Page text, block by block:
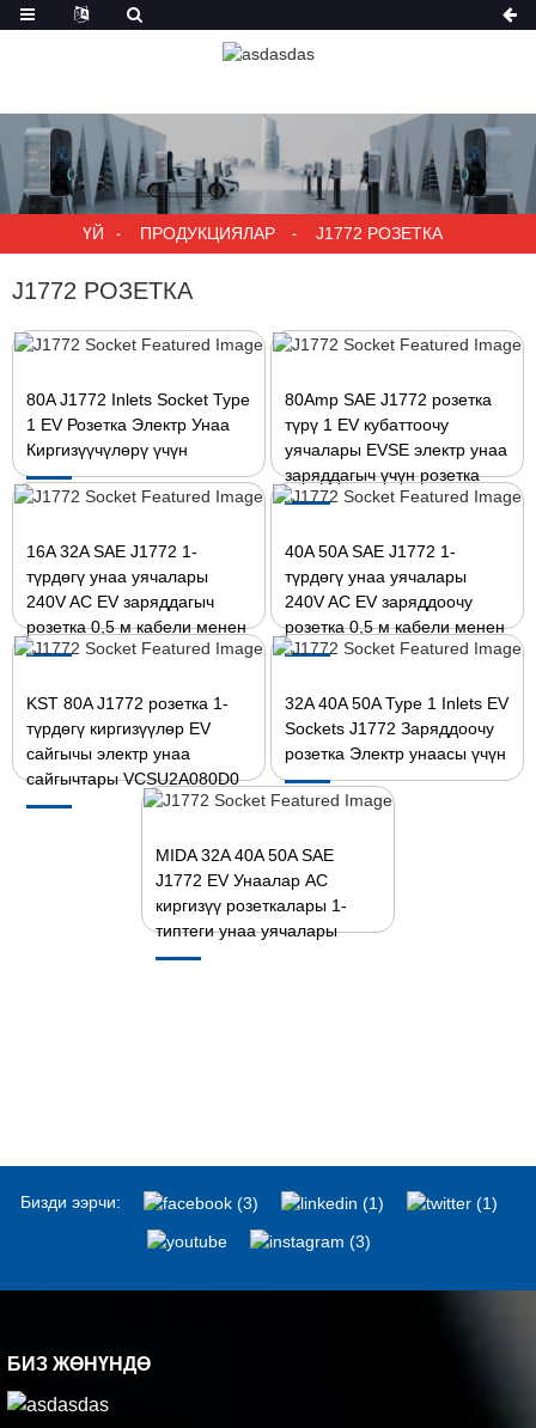
ҮЙ ПРОДУКЦИЯЛАР J1772 РОЗЕТКА
J1772 РОЗЕТКА
80A J1772 Inlets Socket Type
1 EV Розетка Электр Унаа
Киргизүүчүлөрү үчүн
80Amp SAE J1772 розетка
түрү 1 EV кубаттоочу
уячалары EVSE электр унаа
заряддагыч үчүн розетка
16A 32A SAE J1772 1-
түрдөгү унаа уячалары
240V AC EV заряддагыч
розетка 0,5 м кабели менен
40A 50A SAE J1772 1-
түрдөгү унаа уячалары
240V AC EV заряддоочу
розетка 0,5 м кабели менен
KST 80A J1772 розетка 1-
түрдөгү киргизүүлөр EV
сайгычы электр унаа
сайгычтары VCSU2A080D0
32A 40A 50A Type 1 Inlets EV
Sockets J1772 Заряддоочу
розетка Электр унаасы үчүн
MIDA 32A 40A 50A SAE
J1772 EV Унаалар AC
киргизүү розеткалары 1-
типтеги унаа уячалары
Бизди ээрчи:
БИЗ ЖӨНҮНДӨ